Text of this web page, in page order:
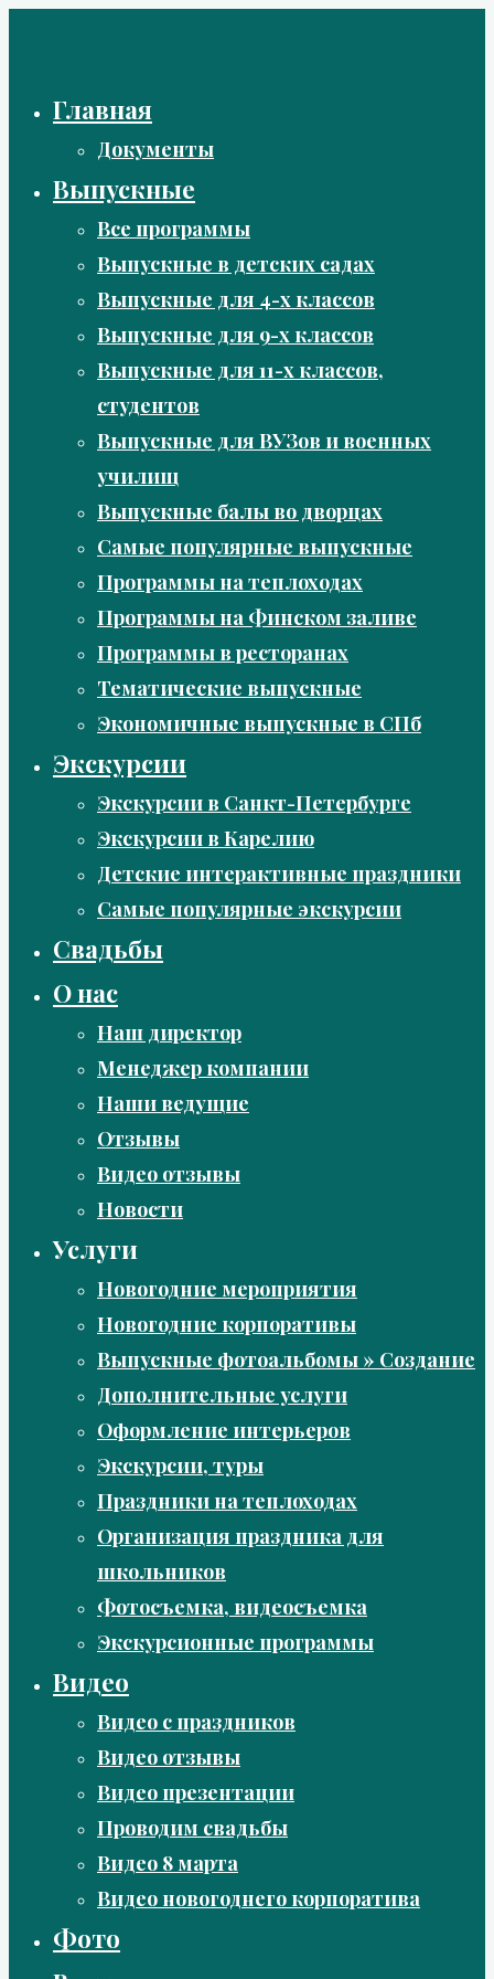
Главная
Документы
Выпускные
Все программы
Выпускные в детских садах
Выпускные для 4-х классов
Выпускные для 9-х классов
Выпускные для 11-х классов,
студентов
Выпускные для ВУЗов и военных
училищ
Выпускные балы во дворцах
Самые популярные выпускные
Программы на теплоходах
Программы на Финском заливе
Программы в ресторанах
Тематические выпускные
Экономичные выпускные в СПб
Экскурсии
Экскурсии в Санкт-Петербурге
Экскурсии в Карелию
Детские интерактивные праздники
Самые популярные экскурсии
Свадьбы
О нас
Наш директор
Менеджер компании
Наши ведущие
Отзывы
Видео отзывы
Новости
Услуги
Новогодние мероприятия
Новогодние корпоративы
Выпускные фотоальбомы » Создание
Дополнительные услуги
Оформление интерьеров
Экскурсии, туры
Праздники на теплоходах
Организация праздника для
школьников
Фотосъемка, видеосъемка
Экскурсионные программы
Видео
Видео с праздников
Видео отзывы
Видео презентации
Проводим свадьбы
Видео 8 марта
Видео новогоднего корпоратива
Фото